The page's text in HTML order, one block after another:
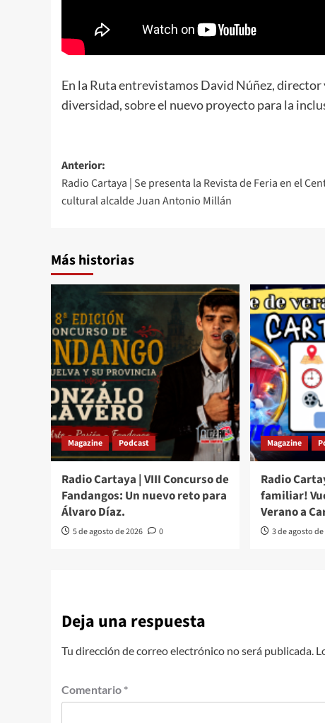
En la Ruta entrevistamos David Núñez,
diversidad, sobre el nuevo proyecto para la
Anterior:
Radio Cartaya | Se presenta la Revista de Feria en el
cultural alcalde Juan Antonio Millán
Más historias
Magazine Podcast
Radio Cartaya | VIII Concurso de
Fandangos: Un nuevo reto para
Álvaro Díaz.
5 de agosto de 2026 0
Magazine
Radio
familiar!
Verano a
3 de agosto
Deja una respuesta
Tu dirección de correo electrónico no será publicada.
Comentario *